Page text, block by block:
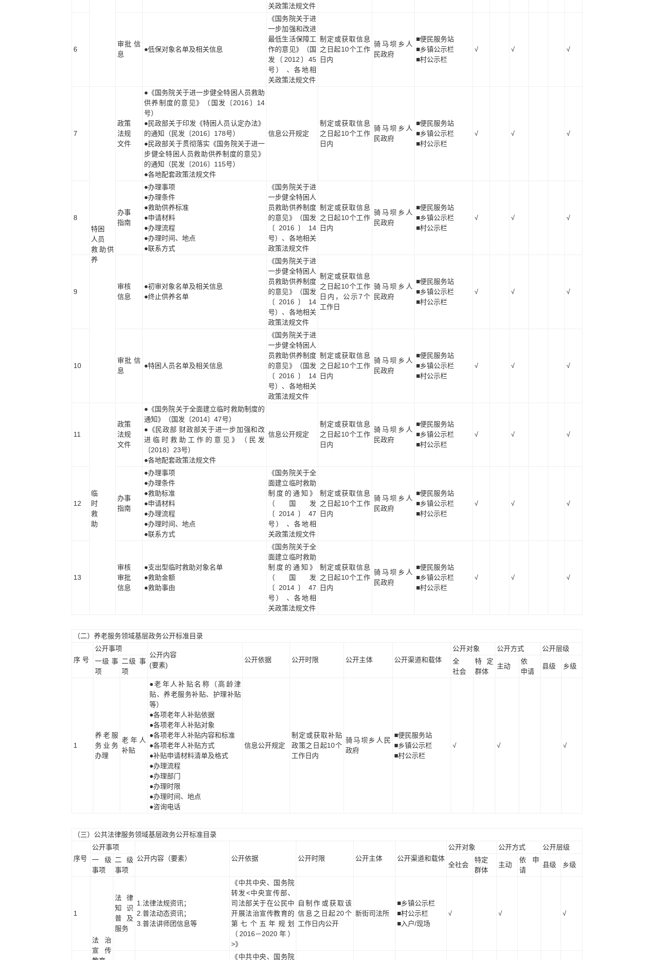
关政策法规文件
6
审批 信
息
●低保对象名单及相关信息
《国务院关于进
一步加强和改进
最低生活保障工
作的意见》（国
发〔2012〕45
号） 、各地相
关政策法规文件
制定或获取信息
之日起10个工作
日内
骑马坝乡人
民政府
■便民服务站
■乡镇公示栏
■村公示栏
√ √ √
7
特困
人员
救助供
养
政策
法规
文件
●《国务院关于进一步健全特困人员救助
供养制度的意见》（国发〔2016〕14
号）
●民政部关于印发《特困人员认定办法》
的通知（民发〔2016〕178号）
●民政部关于贯彻落实《国务院关于进一
步健全特困人员救助供养制度的意见》
的通知（民发〔2016〕115号）
●各地配套政策法规文件
信息公开规定
制定或获取信息
之日起10个工作
日内
骑马坝乡人
民政府
■便民服务站
■乡镇公示栏
■村公示栏
√ √ √
8
办事
指南
●办理事项
●办理条件
●救助供养标准
●申请材料
●办理流程
●办理时间、地点
●联系方式
《国务院关于进
一步健全特困人
员救助供养制度
的意见》（国发
〔2016〕14
号）、各地相关
政策法规文件
制定或获取信息
之日起10个工作
日内
骑马坝乡人
民政府
■便民服务站
■乡镇公示栏
■村公示栏
√ √ √
9
审核
信息
●初审对象名单及相关信息
●终止供养名单
《国务院关于进
一步健全特困人
员救助供养制度
的意见》（国发
〔2016〕14
号）、各地相关
政策法规文件
制定或获取信息
之日起10个工作
日内，公示7个
工作日
骑马坝乡人
民政府
■便民服务站
■乡镇公示栏
■村公示栏
√ √ √
10
审批 信
息
●特困人员名单及相关信息
《国务院关于进
一步健全特困人
员救助供养制度
的意见》（国发
〔2016〕14
号）、各地相关
政策法规文件
制定或获取信息
之日起10个工作
日内
骑马坝乡人
民政府
■便民服务站
■乡镇公示栏
■村公示栏
√ √ √
11
临
时
救
助
政策
法规
文件
●《国务院关于全面建立临时救助制度的
通知》（国发〔2014〕47号）
●《民政部 财政部关于进一步加强和改
进临时救助工作的意见》（民发
〔2018〕23号）
●各地配套政策法规文件
信息公开规定
制定或获取信息
之日起10个工作
日内
骑马坝乡人
民政府
■便民服务站
■乡镇公示栏
■村公示栏
√ √ √
12
办事
指南
●办理事项
●办理条件
●救助标准
●申请材料
●办理流程
●办理时间、地点
●联系方式
《国务院关于全
面建立临时救助
制度的通知》
（国发
〔2014〕47
号） 、各地相
关政策法规文件
制定或获取信息
之日起10个工作
日内
骑马坝乡人
民政府
■便民服务站
■乡镇公示栏
■村公示栏
√ √ √
13
审核
审批
信息
●支出型临时救助对象名单
●救助金额
●救助事由
《国务院关于全
面建立临时救助
制度的通知》
（国发
〔2014〕47
号） 、各地相
关政策法规文件
制定或获取信息
之日起10个工作
日内
骑马坝乡人
民政府
■便民服务站
■乡镇公示栏
■村公示栏
√ √ √
（二）养老服务领域基层政务公开标准目录
序 号
公开事项
公开内容
(要素)
公开依据 公开时限 公开主体 公开渠道和载体
公开对象 公开方式
公开层级
一级 事
项
二级 事
项
全
社会
特定
群体
主动
依
申请
县级 乡级
1
养老服
务业务
办理
老年人
补贴
●老年人补贴名称（高龄津
贴、养老服务补贴、护理补贴
等）
●各项老年人补贴依据
●各项老年人补贴对象
●各项老年人补贴内容和标准
●各项老年人补贴方式
●补贴申请材料清单及格式
●办理流程
●办理部门
●办理时限
●办理时间、地点
●咨询电话
信息公开规定
制定或获取补贴
政策之日起10个
工作日内
骑马坝乡人民
政府
■便民服务站
■乡镇公示栏
■村公示栏
√ √ √
（三）公共法律服务领域基层政务公开标准目录
序号
公开事项
公开内容（要素）
公开依据 公开时限 公开主体 公开渠道和载体
公开对象 公开方式
公开层级
一级
事项
二级
事项
全社会
特定
群体
主动
依申
请
县级 乡级
1
法治
宣传
法律
知识
普及
服务
1.法律法规资讯；
2.普法动态资讯；
3.普法讲师团信息等
《中共中央、国务院
转发<中央宣传部、
司法部关于在公民中
开展法治宣传教育的
第七个五年规划
（2016－2020年）
>》
自制作或获取该
信息之日起20个
工作日内公开
新街司法所
■乡镇公示栏
■村公示栏
■入户/现场
√ √ √
《中共中央、国务院